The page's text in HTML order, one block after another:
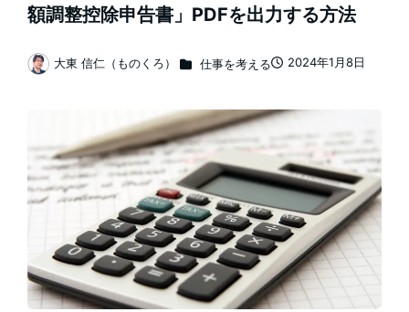
額調整控除申告書」PDFを出力する方法
2024年1月8日
著
大東 信仁（ものくろ） カテゴリー
仕事を考える